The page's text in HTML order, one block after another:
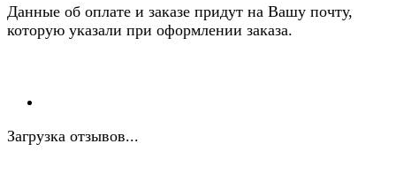
Данные об оплате и заказе придут на Вашу почту,
которую указали при оформлении заказа.
Загрузка отзывов...